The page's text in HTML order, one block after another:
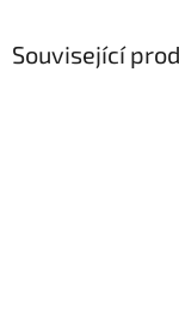
Související